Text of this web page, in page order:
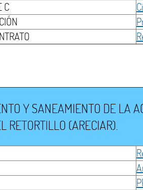
C
Y SANEAMIENTO DE LA
RETORTILLO (ARECIAR).